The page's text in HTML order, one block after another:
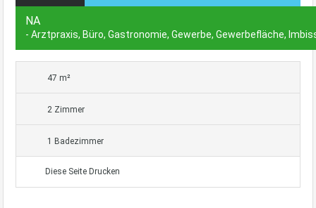
NA
- Arztpraxis, Büro, Gastronomie, Gewerbe, Gewerbefläche,
47 m²
2 Zimmer
1 Badezimmer
Diese Seite Drucken